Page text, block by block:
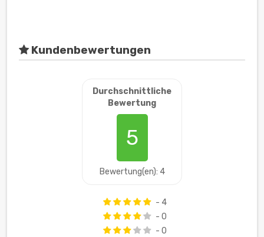
Kundenbewertungen
Durchschnittliche
Bewertung
5
Bewertung(en): 4
- 4
- 0
- 0